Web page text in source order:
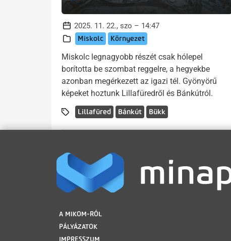
2025. 11. 22., szo – 14:47
Miskolc Környezet
Miskolc legnagyobb részét csak hólepel
borította be szombat reggelre, a hegyekbe
azonban megérkezett az igazi tél. Gyönyörű
képeket hoztunk Lillafüredről és Bánkútról.
Lillafüred Bánkút Bükk
LÁBLÉC
A MIKOM-RÓL
PÁLYÁZATOK
IMPRESSZUM